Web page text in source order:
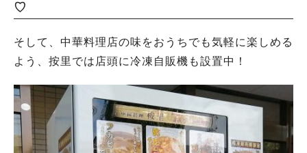
♡
そして、中華料理店の味をおうちでも気軽に楽しめる
よう、按里では店頭に冷凍自販機も設置中！